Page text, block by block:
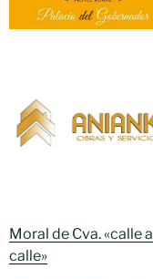
Moral de Cva. «calle a
calle»